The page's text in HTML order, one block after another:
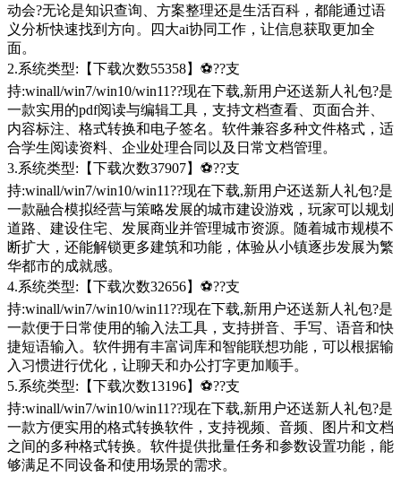
动会?无论是知识查询、方案整理还是生活百科，都能通过语
义分析快速找到方向。四大ai协同工作，让信息获取更加全
面。
2.系统类型:【下载次数55358】⚽??支
持:winall/win7/win10/win11??现在下载,新用户还送新人礼包?是
一款实用的pdf阅读与编辑工具，支持文档查看、页面合并、
内容标注、格式转换和电子签名。软件兼容多种文件格式，适
合学生阅读资料、企业处理合同以及日常文档管理。
3.系统类型:【下载次数37907】⚽??支
持:winall/win7/win10/win11??现在下载,新用户还送新人礼包?是
一款融合模拟经营与策略发展的城市建设游戏，玩家可以规划
道路、建设住宅、发展商业并管理城市资源。随着城市规模不
断扩大，还能解锁更多建筑和功能，体验从小镇逐步发展为繁
华都市的成就感。
4.系统类型:【下载次数32656】⚽??支
持:winall/win7/win10/win11??现在下载,新用户还送新人礼包?是
一款便于日常使用的输入法工具，支持拼音、手写、语音和快
捷短语输入。软件拥有丰富词库和智能联想功能，可以根据输
入习惯进行优化，让聊天和办公打字更加顺手。
5.系统类型:【下载次数13196】⚽??支
持:winall/win7/win10/win11??现在下载,新用户还送新人礼包?是
一款方便实用的格式转换软件，支持视频、音频、图片和文档
之间的多种格式转换。软件提供批量任务和参数设置功能，能
够满足不同设备和使用场景的需求。